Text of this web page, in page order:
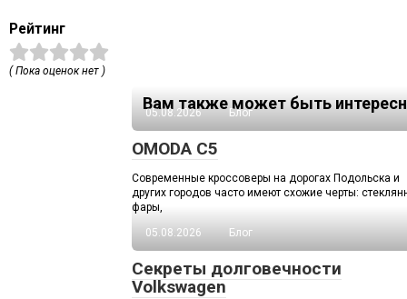
Рейтинг
( Пока оценок нет )
Вам также может быть
05.08.2026 Блог
OMODA C5
Современные кроссоверы на дорогах Подольска и
других городов часто имеют схожие черты:
фары,
05.08.2026
Блог
Секреты долговечности
Volkswagen